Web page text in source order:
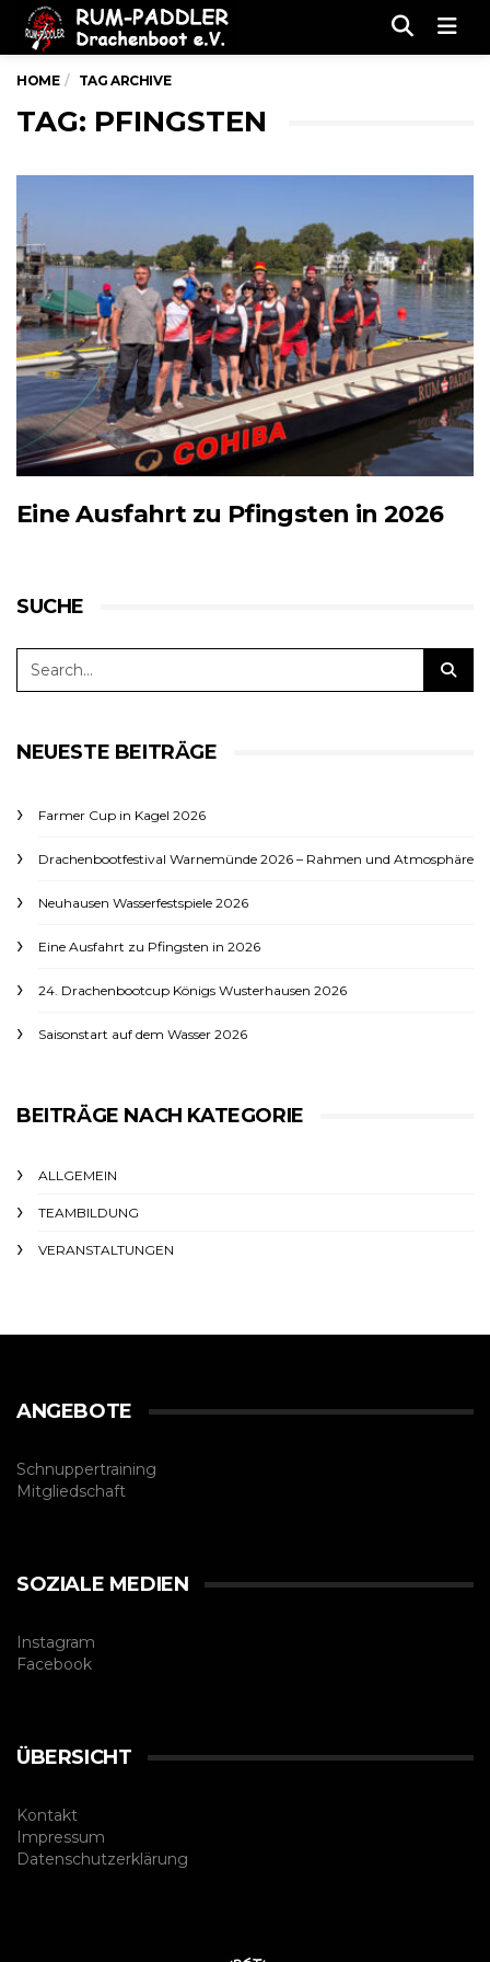
HOME TAG ARCHIVE
TAG: PFINGSTEN
Eine Ausfahrt zu Pfingsten in 2026
SUCHE
NEUESTE BEITRÄGE
Farmer Cup in Kagel 2026
Drachenbootfestival Warnemünde 2026 – Rahmen und Atmosphäre
Neuhausen Wasserfestspiele 2026
Eine Ausfahrt zu Pfingsten in 2026
24. Drachenbootcup Königs Wusterhausen 2026
Saisonstart auf dem Wasser 2026
BEITRÄGE NACH KATEGORIE
ALLGEMEIN
TEAMBILDUNG
VERANSTALTUNGEN
ANGEBOTE
Schnuppertraining
Mitgliedschaft
SOZIALE MEDIEN
Instagram
Facebook
ÜBERSICHT
Kontakt
Impressum
Datenschutzerklärung